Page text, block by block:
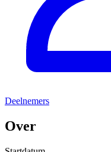
Deelnemers
Over